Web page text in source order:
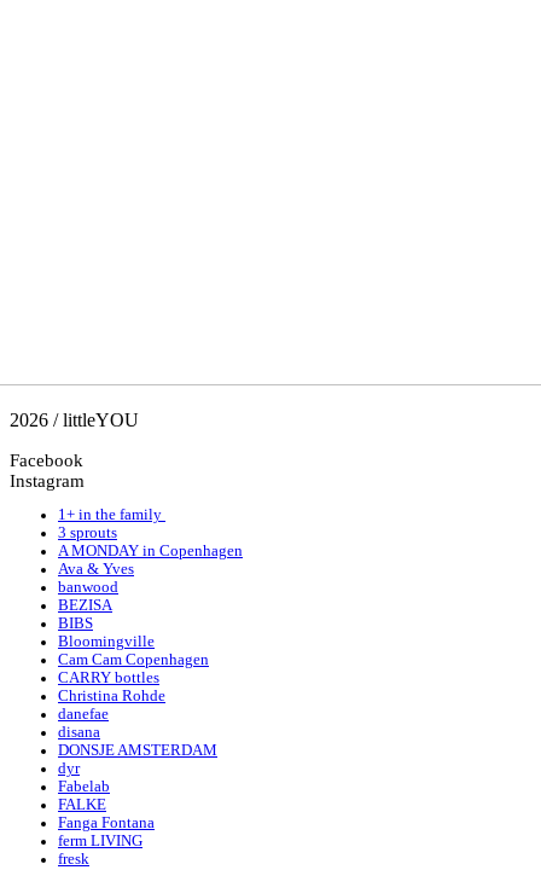
2026 / littleYOU
Facebook
Instagram
1+ in the family
3 sprouts
A MONDAY in Copenhagen
Ava & Yves
banwood
BEZISA
BIBS
Bloomingville
Cam Cam Copenhagen
CARRY bottles
Christina Rohde
danefae
disana
DONSJE AMSTERDAM
dyr
Fabelab
FALKE
Fanga Fontana
ferm LIVING
fresk